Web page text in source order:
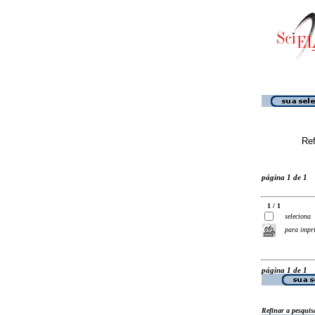
página 1 de 1
1 / 1
seleciona
para
página 1 de 1
Refinar a